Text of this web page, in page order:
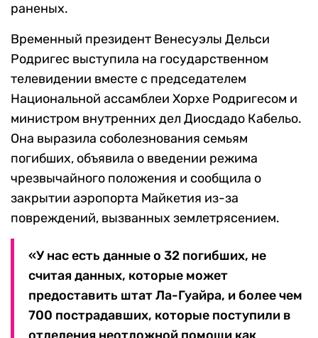
раненых.
Временный президент Венесуэлы Дельси
Родригес выступила на государственном
телевидении вместе с председателем
Национальной ассамблеи Хорхе Родригесом и
министром внутренних дел Диосдадо Кабельо.
Она выразила соболезнования семьям
погибших, объявила о введении режима
чрезвычайного положения и сообщила о
закрытии аэропорта Майкетия из-за
повреждений, вызванных землетрясением.
«У нас есть данные о 32 погибших, не
считая данных, которые может
предоставить штат Ла-Гуайра, и более чем
700 пострадавших, которые поступили в